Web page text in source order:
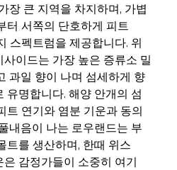
장 큰 지역을 차지하며, 가볍
터 서쪽의 단호하게 피트
스펙트럼을 제공합니다. 위
이드는 가장 높은 증류소 밀
과일 향이 나며 섬세하게 향
유명합니다. 해양 안개의 섬
트 연기와 염분 기운과 동의
내음이 나는 로우랜드는 부
트를 생산하며, 한때 위스
감정가들이 소중히 여기